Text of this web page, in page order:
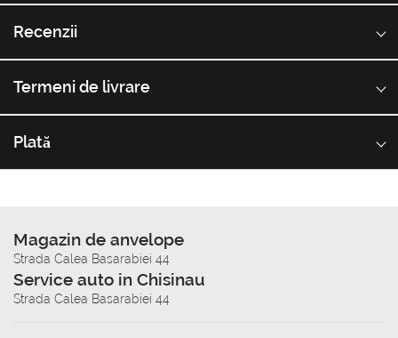
Recenzii
Termeni de livrare
Plată
Magazin de anvelope
Strada Calea Basarabiei 44
Service auto in Chisinau
Strada Calea Basarabiei 44